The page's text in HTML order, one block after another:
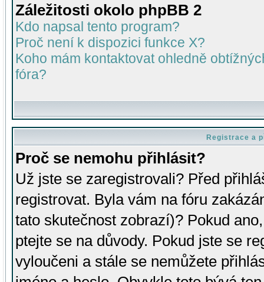
Záležitosti okolo phpBB 2
Kdo napsal tento program?
Proč není k dispozici funkce X?
Koho mám kontaktovat ohledně
fóra?
Registrace a
Proč se nemohu přihlásit?
Už jste se zaregistrovali? Před
registrovat. Byla vám na fóru
tato skutečnost zobrazí)? Pokud
ptejte se na důvody. Pokud jste se
vyloučeni a stále se nemůžete